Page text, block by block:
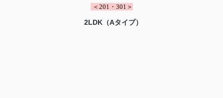
＜201・301＞
2LDK（Aタイプ）